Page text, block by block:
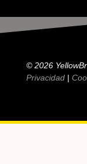
© 2026
Privacidad|